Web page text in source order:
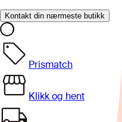
Kontakt din nærmeste butikk
Prismatch
Klikk og hent